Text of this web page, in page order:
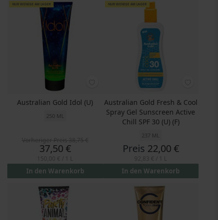
NUR WENIGE AM LAGER
Australian Gold Idol (U)
250 ML
Preis
37,50 €
In den Warenkorb
NUR WENIGE AM LAGER
Australian Gold Fresh & Cool
Spray Gel Sunscreen Active
Chill SPF 30 (U) (F)
237 ML
Preis 22,00 €
In den Warenkorb